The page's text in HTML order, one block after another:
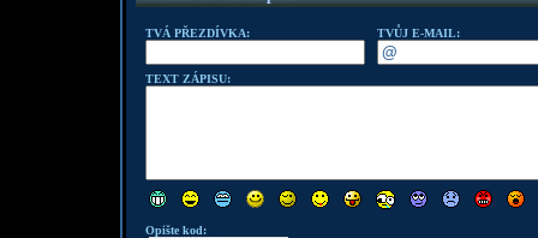
TVÁ PŘEZDÍVKA: TVŮJ E-MAIL:
TEXT ZÁPISU:
Opište kod: